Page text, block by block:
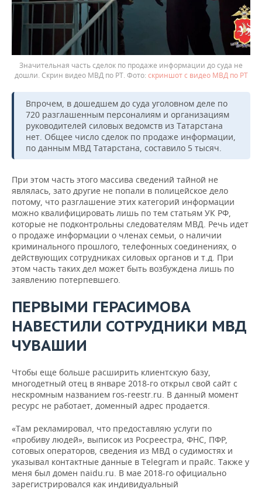
Значительная часть сделок по продаже информации до суда не
дошли. Скрин видео МВД по РТ.
скриншот с видео МВД по РТ
Впрочем, в дошедшем до суда уголовном деле по
720 разглашенным персоналиям и организациям
руководителей силовых ведомств из Татарстана
нет. Общее число сделок по продаже информации,
по данным МВД Татарстана, составило 5 тысяч.
При этом часть этого массива сведений тайной не
являлась, зато другие не попали в полицейское дело
потому, что разглашение этих категорий информации
можно квалифицировать лишь по тем статьям УК РФ,
которые не подконтрольны следователям МВД. Речь идет
о продаже информации о членах семьи, о наличии
криминального прошлого, телефонных соединениях, о
действующих сотрудниках силовых органов и т.д. При
этом часть таких дел может быть возбуждена лишь по
заявлению потерпевшего.
ПЕРВЫМИ ГЕРАСИМОВА
НАВЕСТИЛИ СОТРУДНИКИ МВД
ЧУВАШИИ
Чтобы еще больше расширить клиентскую базу,
многодетный отец в январе 2018-го открыл свой сайт с
нескромным названием ros-reestr.ru. В данный момент
ресурс не работает, доменный адрес продается.
«Там рекламировал, что предоставляю услуги по
«пробиву людей», выписок из Росреестра, ФНС, ПФР,
сотовых операторов, сведения из МВД о судимостях и
указывал контактные данные в Telegram и прайс. Также у
меня был домен naidu.ru. В мае 2018-го официально
зарегистрировался как индивидуальный